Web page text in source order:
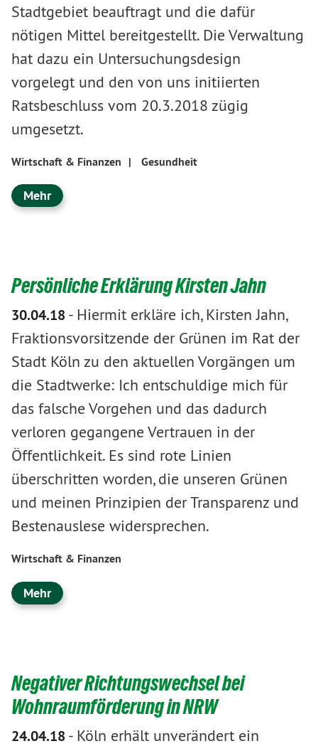
Stadtgebiet beauftragt und die dafür
nötigen Mittel bereitgestellt. Die Verwaltung
hat dazu ein Untersuchungsdesign
vorgelegt und den von uns initiierten
Ratsbeschluss vom 20.3.2018 zügig
umgesetzt.
Wirtschaft & Finanzen | Gesundheit
Mehr
Persönliche Erklärung Kirsten Jahn
30.04.18- Hiermit erkläre ich, Kirsten Jahn,
Fraktionsvorsitzende der Grünen im Rat der
Stadt Köln zu den aktuellen Vorgängen um
die Stadtwerke: Ich entschuldige mich für
das falsche Vorgehen und das dadurch
verloren gegangene Vertrauen in der
Öffentlichkeit. Es sind rote Linien
überschritten worden, die unseren Grünen
und meinen Prinzipien der Transparenz und
Bestenauslese widersprechen.
Wirtschaft & Finanzen
Mehr
Negativer Richtungswechsel bei
Wohnraumförderung in NRW
24.04.18- Köln erhält unverändert ein